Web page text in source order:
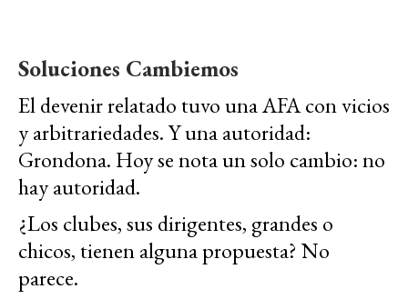
Soluciones Cambiemos
El devenir relatado tuvo una AFA con vicios
y arbitrariedades. Y una autoridad:
Grondona. Hoy se nota un solo cambio: no
hay autoridad.
¿Los clubes, sus dirigentes, grandes o
chicos, tienen alguna propuesta? No
parece.